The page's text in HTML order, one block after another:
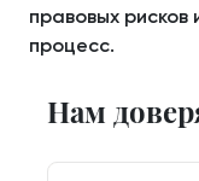
правовых рисков
процесс.
Нам